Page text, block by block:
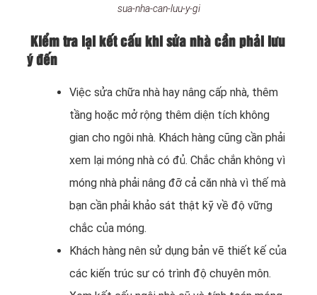
sua-nha-can-luu-y-gi
Kiểm tra lại kết cấu khi sửa nhà cần phải lưu
ý đến
Việc sửa chữa nhà hay nâng cấp nhà, thêm
tầng hoặc mở rộng thêm diện tích không
gian cho ngôi nhà. Khách hàng cũng cần phải
xem lại móng nhà có đủ. Chắc chắn không vì
móng nhà phải nâng đỡ cả căn nhà vì thế mà
bạn cần phải khảo sát thật kỹ về độ vững
chắc của móng.
Khách hàng nên sử dụng bản vẽ thiết kế của
các kiến trúc sư có trình độ chuyên môn.